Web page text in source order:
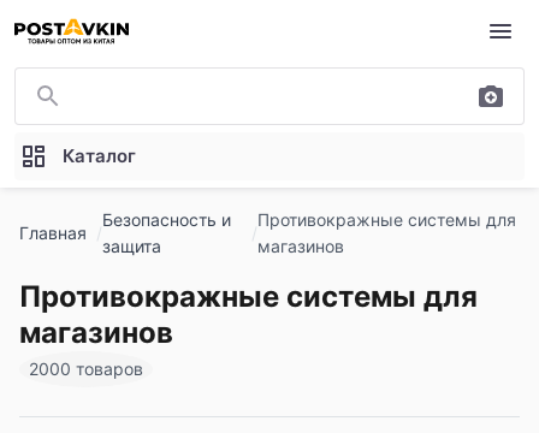
Перейти к основному содержимому
Каталог
Главная
Безопасность и
защита
Противокражные системы для
магазинов
Противокражные системы для
магазинов
2000 товаров